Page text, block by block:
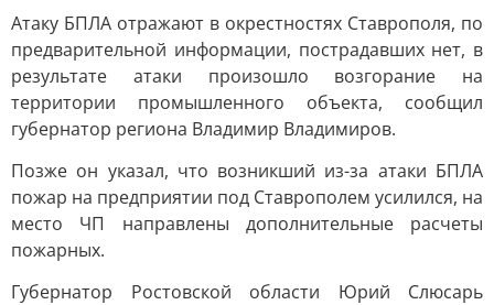
Атаку БПЛА отражают в окрестностях Ставрополя, по
предварительной информации, пострадавших нет, в
результате атаки произошло возгорание на
территории промышленного объекта, сообщил
губернатор региона Владимир Владимиров.
Позже он указал, что возникший из-за атаки БПЛА
пожар на предприятии под Ставрополем усилился, на
место ЧП направлены дополнительные расчеты
пожарных.
Губернатор Ростовской области Юрий Слюсарь